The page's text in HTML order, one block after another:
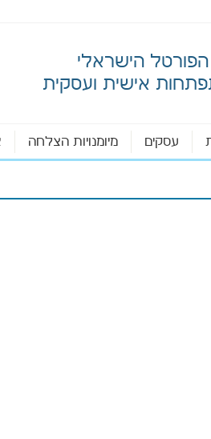
הפורטל הישראלי
אישית ועסקית
עסקים מיומנויות הצלחה